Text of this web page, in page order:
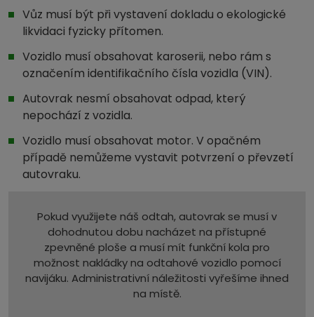
Vůz musí být při vystavení dokladu o ekologické
likvidaci fyzicky přítomen.
Vozidlo musí obsahovat karoserii, nebo rám s
označením identifikačního čísla vozidla (VIN).
Autovrak nesmí obsahovat odpad, který
nepochází z vozidla.
Vozidlo musí obsahovat motor. V opačném
případě nemůžeme vystavit potvrzení o převzetí
autovraku.
Pokud využijete náš odtah, autovrak se musí v
dohodnutou dobu nacházet na přístupné
zpevněné ploše a musí mít funkční kola pro
možnost nakládky na odtahové vozidlo pomocí
navijáku. Administrativní náležitosti vyřešíme ihned
na místě.